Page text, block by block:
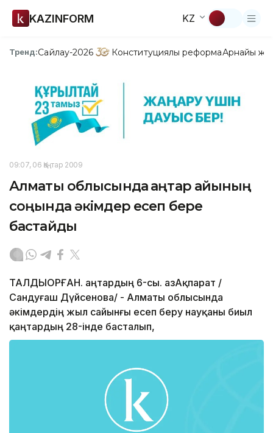
KAZINFORM KZ
Тренд:Сайлау-2026 Конституциялық реформаАрнайы
09:07, 06 Қаңтар 2009
Алматы облысында қаңтар айының
соңында әкімдер есеп бере
бастайды
ТАЛДЫҚОРҒАН. Қаңтардың 6-сы. ҚазАқпарат /
Сандуғаш Дүйсенова/ - Алматы облысында
әкімдердің жыл сайынғы есеп беру науқаны биыл
қаңтардың 28-інде басталып,